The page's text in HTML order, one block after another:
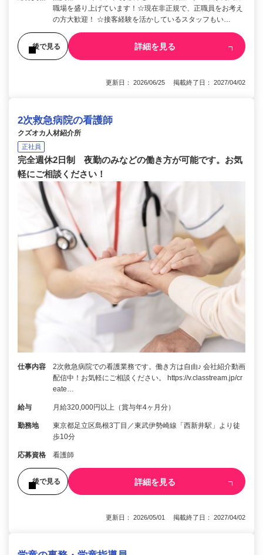
職場を盛り上げています！☆現在非正規で、正職員をお考え
の方大歓迎！ ☆接客経験を活かしているスタッフもい…
後で見る 詳細を見る
更新日： 2026/06/25 掲載終了日： 2027/04/02
2次救急病院の看護師
クズオカ人材紹介所
正社員
完全週休2日制 夜勤のみなどの働き方が可能です。お気
軽にご相談ください！
仕事内容
2次救急病院での看護業務です。働き方は自由♪ 会社紹介動画
配信中！お気軽にご相談ください。 https://v.classtream.jp/cr
eate…
給与 月給320,000円以上（賞与年4ヶ月分）
勤務地
東京都足立区島根3丁目／東武伊勢崎線「西新井駅」より徒
歩10分
応募資格 看護師
後で見る 詳細を見る
更新日： 2026/05/01 掲載終了日： 2027/04/02